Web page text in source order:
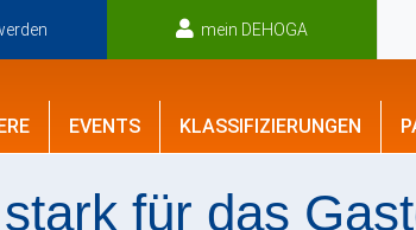
mein DEHOGA
EVENTS KLASSIFIZIERUNGEN
für das